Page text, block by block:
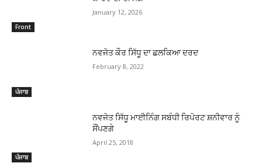
Front
January 12, 2026
ਪੰਜਾਬ
ਨਵਜੋਤ ਕੌਰ ਸਿੱਧੂ ਦਾ ਛਲਕਿਆ ਦਰਦ
February 8, 2022
ਪੰਜਾਬ
ਨਵਜੋਤ ਸਿੱਧੂ ਮਾਈਨਿੰਗ ਸਬੰਧੀ ਰਿਪੋਰਟ ਸ਼ਨੀਵਾਰ ਨੂੰ
ਸੌਂਪਣਗੇ
April 25, 2018